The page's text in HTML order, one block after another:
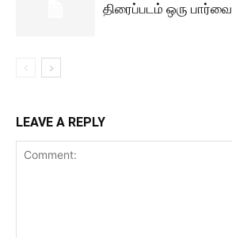
திரைப்படம் ஒரு பார்வை
LEAVE A REPLY